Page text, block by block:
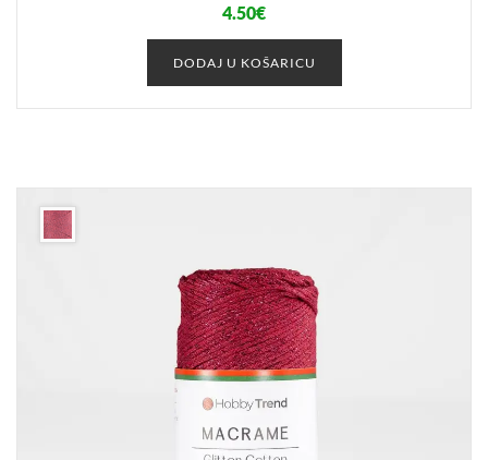
4.50€
DODAJ U KOŠARICU